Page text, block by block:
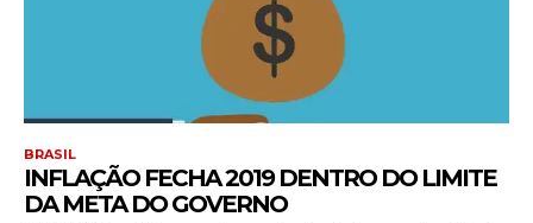
BRASIL
INFLAÇÃO FECHA 2019 DENTRO DO LIMITE
DA META DO GOVERNO